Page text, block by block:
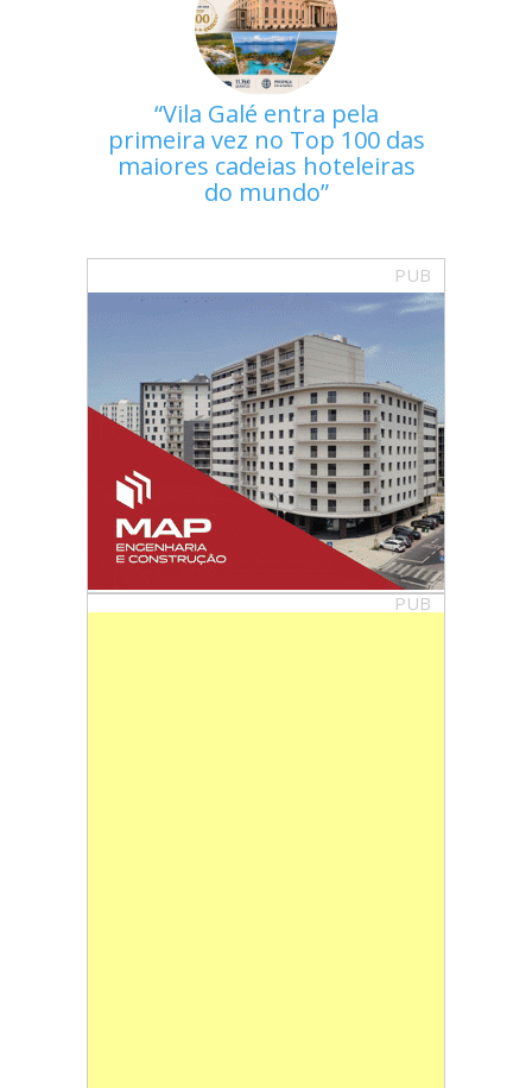
Vila Galé entra pela
primeira vez no Top 100 das
maiores cadeias hoteleiras
do mundo
PUB
PUB